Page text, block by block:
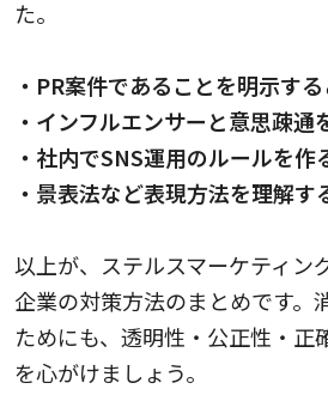
た。
・PR案件であることを明示する
・インフルエンサーと意思疎通
・社内でSNS運用のルールを作
・景表法など表現方法を理解す
以上が、ステルスマーケティン
企業の対策方法のまとめです。
ためにも、透明性・公正性・正
を心がけましょう。